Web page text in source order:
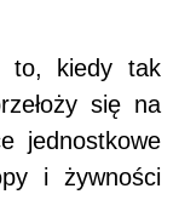
to, kiedy tak
się na
jednostkowe
i żywności